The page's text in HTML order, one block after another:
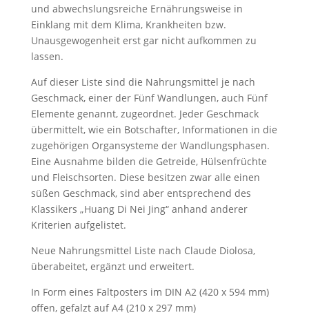
und abwechslungsreiche Ernährungsweise in
Einklang mit dem Klima, Krankheiten bzw.
Unausgewogenheit erst gar nicht aufkommen zu
lassen.
Auf dieser Liste sind die Nahrungsmittel je nach
Geschmack, einer der Fünf Wandlungen, auch Fünf
Elemente genannt, zugeordnet. Jeder Geschmack
übermittelt, wie ein Botschafter, Informationen in die
zugehörigen Organsysteme der Wandlungsphasen.
Eine Ausnahme bilden die Getreide, Hülsenfrüchte
und Fleischsorten. Diese besitzen zwar alle einen
süßen Geschmack, sind aber entsprechend des
Klassikers „Huang Di Nei Jing“ anhand anderer
Kriterien aufgelistet.
Neue Nahrungsmittel Liste nach Claude Diolosa,
überabeitet, ergänzt und erweitert.
In Form eines Faltposters im DIN A2 (420 x 594 mm)
offen, gefalzt auf A4 (210 x 297 mm)